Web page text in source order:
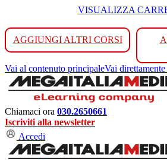
VISUALIZZA
AGGIUNGI ALTRI CORSI
Vai al contenuto principaleVai
Chiamaci ora 030.2650661
Iscriviti alla newsletter
Accedi